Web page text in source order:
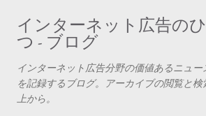
スキップしてメイン コンテン
インターネット広告の
つ - ブログ
インターネット広告分野の価値あるニュー
を記録するブログ。アーカイブの閲覧と検
上から。